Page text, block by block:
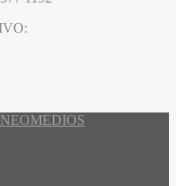
NEOMEDIOS